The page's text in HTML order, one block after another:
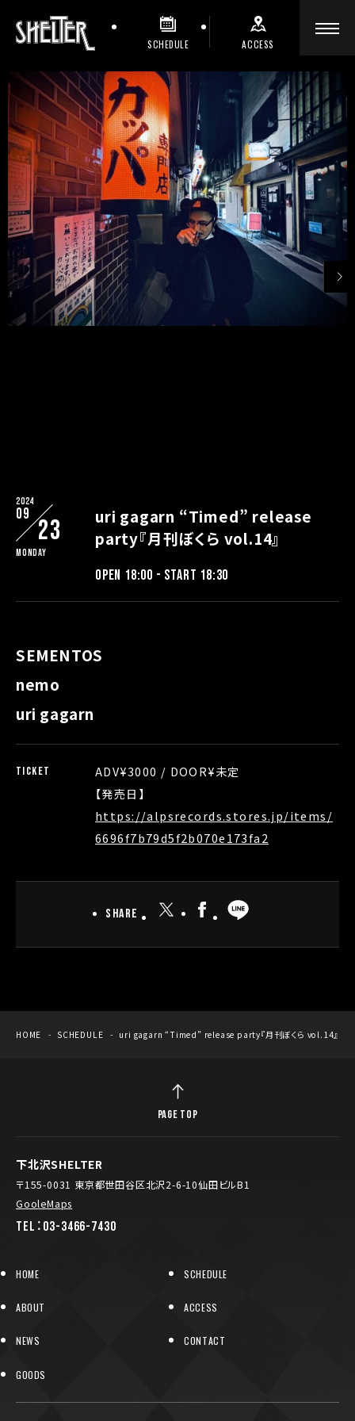
SCHEDULE ACCESS
2024
09
23
Monday
uri gagarn “Timed” release
party『月刊ぼくら vol.14』
OPEN 18:00 - START 18:30
SEMENTOS
nemo
uri gagarn
TICKET
ADV¥3000 / DOOR¥未定
【発売日】
https://alpsrecords.stores.jp/items/
6696f7b79d5f2b070e173fa2
Share
HOME SCHEDULE uri gagarn “Timed” release party『月刊ぼくら vol.14』
下北沢SHELTER
〒155-0031 東京都世田谷区北沢2-6-10仙田ビルB1
GooleMaps
TEL：03-3466-7430
HOME SCHEDULE
ABOUT ACCESS
NEWS CONTACT
GOODS
PAGE TOP